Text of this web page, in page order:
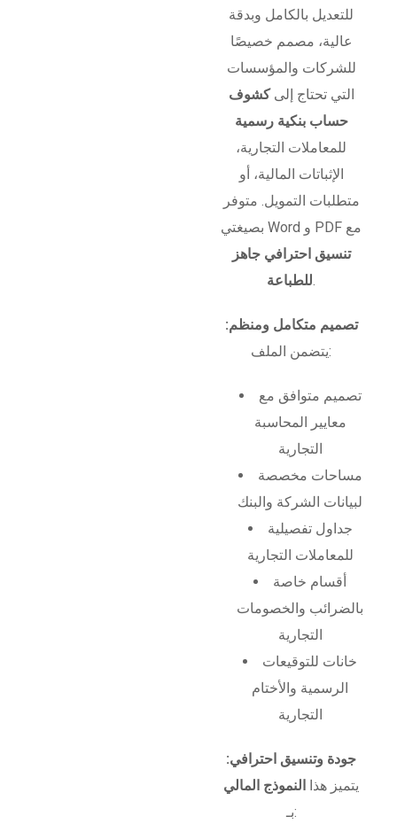
للتعديل بالكامل وبدقة
عالية، مصمم خصيصًا
للشركات والمؤسسات
التي تحتاج إلىكشوف
حساب بنكية رسمية
للمعاملات التجارية،
الإثباتات المالية، أو
متطلبات التمويل. متوفر
بصيغتي Word و PDF مع
تنسيق احترافي جاهز
للطباعة.
تصميم متكامل ومنظم:
يتضمن الملف:
تصميم متوافق مع
معايير المحاسبة
التجارية
مساحات مخصصة
لبيانات الشركة والبنك
جداول تفصيلية
للمعاملات التجارية
أقسام خاصة
بالضرائب والخصومات
التجارية
خانات للتوقيعات
الرسمية والأختام
التجارية
جودة وتنسيق احترافي:
يتميز هذا
النموذج المالي
بـ: